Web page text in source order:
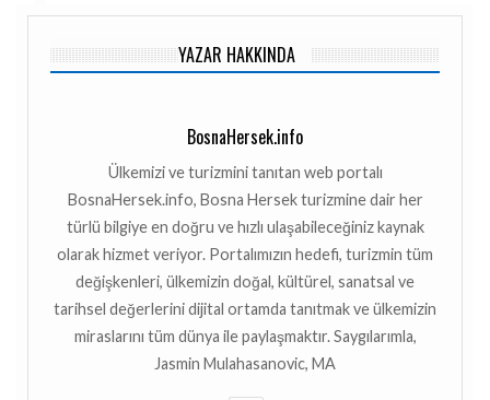
YAZAR HAKKINDA
BosnaHersek.info
Ülkemizi ve turizmini tanıtan web portalı
BosnaHersek.info, Bosna Hersek turizmine dair her
türlü bilgiye en doğru ve hızlı ulaşabileceğiniz kaynak
olarak hizmet veriyor. Portalımızın hedefi, turizmin tüm
değişkenleri, ülkemizin doğal, kültürel, sanatsal ve
tarihsel değerlerini dijital ortamda tanıtmak ve ülkemizin
miraslarını tüm dünya ile paylaşmaktır. Saygılarımla,
Jasmin Mulahasanovic, MA